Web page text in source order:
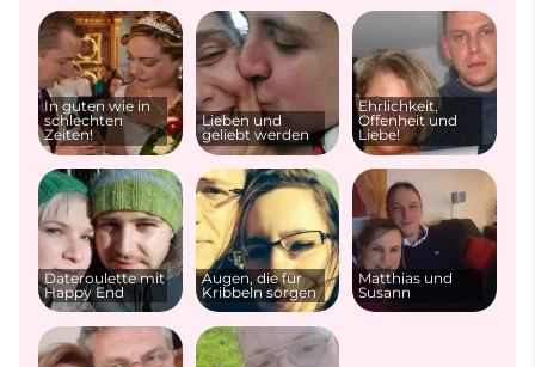
In guten wie in
schlechten
Zeiten!
Lieben und
geliebt werden
Ehrlichkeit,
Offenheit und
Liebe!
Dateroulette mit
Happy End
Augen, die für
Kribbeln sorgen
Matthias und
Susann